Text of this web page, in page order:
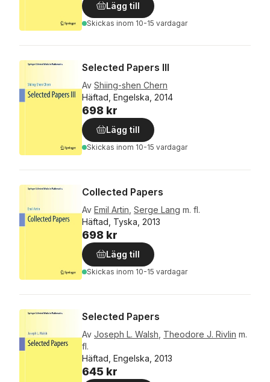
Lägg till
Skickas inom 10-15 vardagar
Selected Papers III
Av Shiing-shen Chern
Häftad, Engelska, 2014
698 kr
Lägg till
Skickas inom 10-15 vardagar
Collected Papers
Av Emil Artin Serge Lang m. fl.
Häftad, Tyska, 2013
698 kr
Lägg till
Skickas inom 10-15 vardagar
Selected Papers
Av Joseph L. Walsh Theodore J. Rivlin m.
fl.
Häftad, Engelska, 2013
645 kr